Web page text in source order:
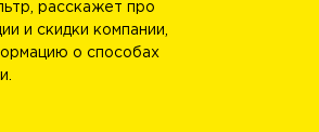
расскажет про
и скидки компании,
о способах